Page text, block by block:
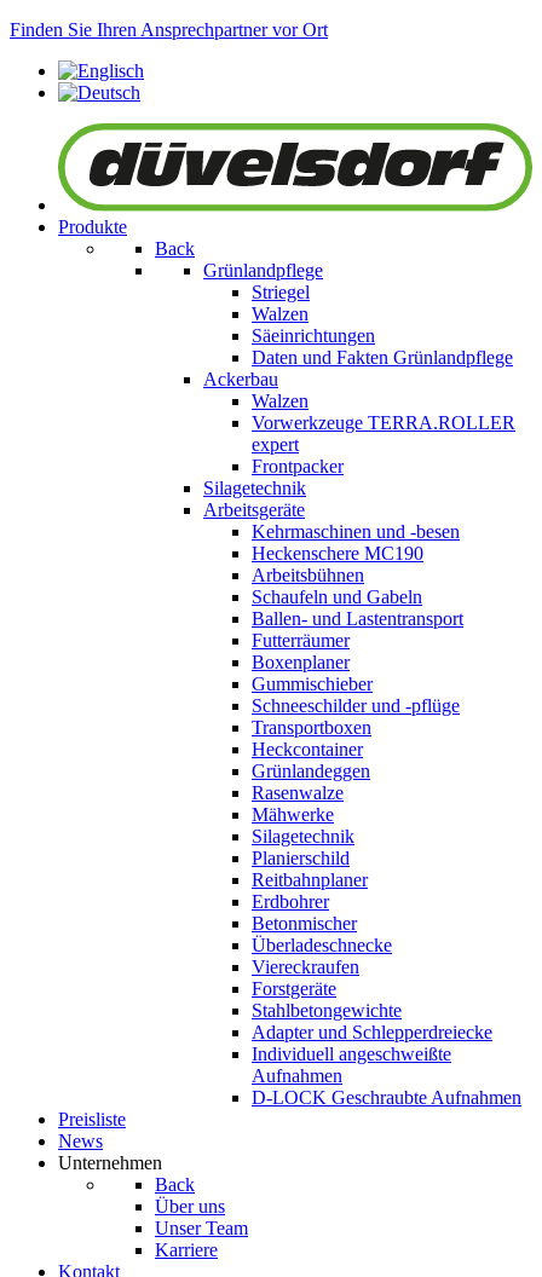
Finden Sie Ihren Ansprechpartner vor Ort
Produkte
Back
Grünlandpflege
Striegel
Walzen
Säeinrichtungen
Daten und Fakten Grünlandpflege
Ackerbau
Walzen
Vorwerkzeuge TERRA.ROLLER
expert
Frontpacker
Silagetechnik
Arbeitsgeräte
Kehrmaschinen und -besen
Heckenschere MC190
Arbeitsbühnen
Schaufeln und Gabeln
Ballen- und Lastentransport
Futterräumer
Boxenplaner
Gummischieber
Schneeschilder und -pflüge
Transportboxen
Heckcontainer
Grünlandeggen
Rasenwalze
Mähwerke
Silagetechnik
Planierschild
Reitbahnplaner
Erdbohrer
Betonmischer
Überladeschnecke
Viereckraufen
Forstgeräte
Stahlbetongewichte
Adapter und Schlepperdreiecke
Individuell angeschweißte
Aufnahmen
D-LOCK Geschraubte Aufnahmen
Preisliste
News
Unternehmen
Back
Über uns
Unser Team
Karriere
Kontakt